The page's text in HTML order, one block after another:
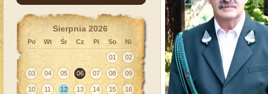
Sierpnia 2026
Po Wt Śr Cz Pi So Ni
01 02
03 04 05 06 07 08 09
10 11 12 13 14 15 16